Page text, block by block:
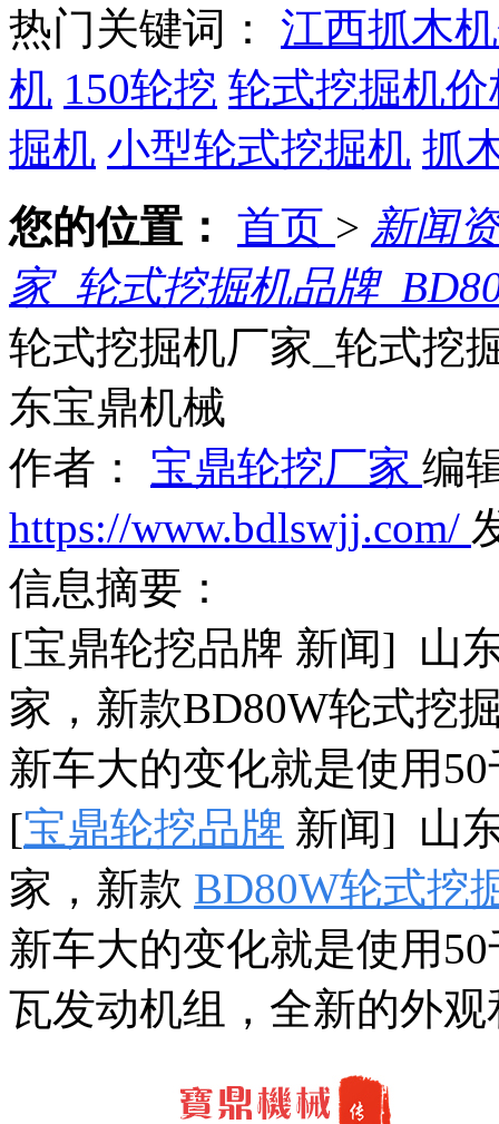
热门关键词： 江西抓木
机 150轮挖 轮式挖掘机
掘机 小型轮式挖掘机 抓
您的位置： 首页 > 新闻
家_轮式挖掘机品牌
轮式挖掘机厂家_轮式挖
东宝鼎机械
作者： 宝鼎轮挖厂家 编
https://www.bdlswjj.com/
信息摘要：
[宝鼎轮挖品牌 新闻] 山
家，新款BD80W轮式挖
新车大的变化就是使用
[宝鼎轮挖品牌 新闻] 山
家，新款 BD80W轮式挖
新车大的变化就是使用
瓦发动机组，全新的外